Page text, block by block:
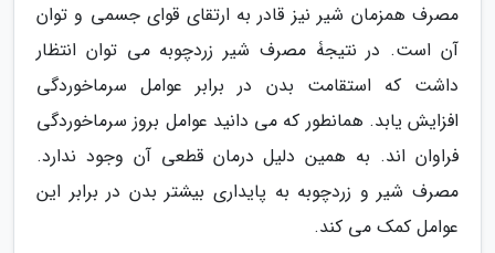
مصرف همزمان شیر نیز قادر به ارتقای قوای جسمی و توان
آن است. در نتیجۀ مصرف شیر زردچوبه می توان انتظار
داشت که استقامت بدن در برابر عوامل سرماخوردگی
افزایش یابد. همانطور که می دانید عوامل بروز سرماخوردگی
فراوان اند. به همین دلیل درمان قطعی آن وجود ندارد.
مصرف شیر و زردچوبه به پایداری بیشتر بدن در برابر این
عوامل کمک می کند.